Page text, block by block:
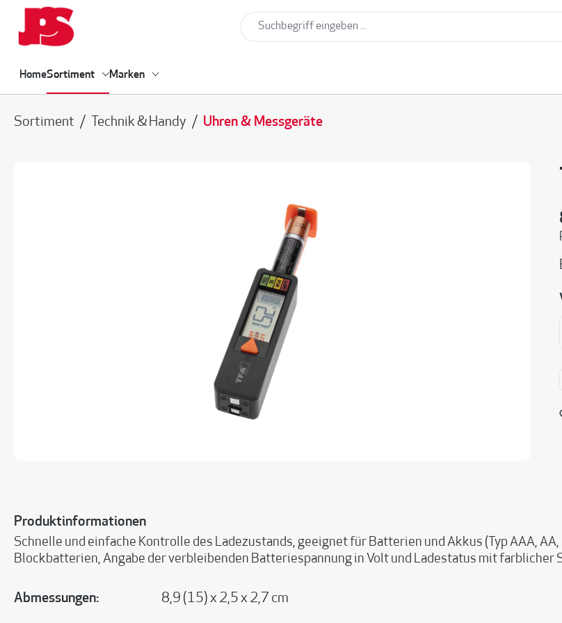
Zur Hauptnavigation springen
HomeSortiment Marken
Sortiment / Technik & Handy / Uhren & Messgeräte
Produktinformationen
Schnelle und einfache Kontrolle des Ladezustands, geeignet für Batterien und Akkus (Typ AAA,
Blockbatterien, Angabe der verbleibenden Batteriespannung in Volt und Ladestatus mit farblicher
Abmessungen: 8,9 (15) x 2,5 x 2,7 cm